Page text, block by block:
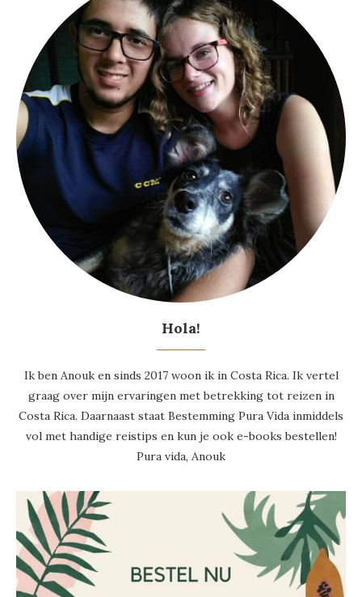
Hola!
Ik ben Anouk en sinds 2017 woon ik in Costa Rica. Ik vertel
graag over mijn ervaringen met betrekking tot reizen in
Costa Rica. Daarnaast staat Bestemming Pura Vida inmiddels
vol met handige reistips en kun je ook e-books bestellen!
Pura vida, Anouk